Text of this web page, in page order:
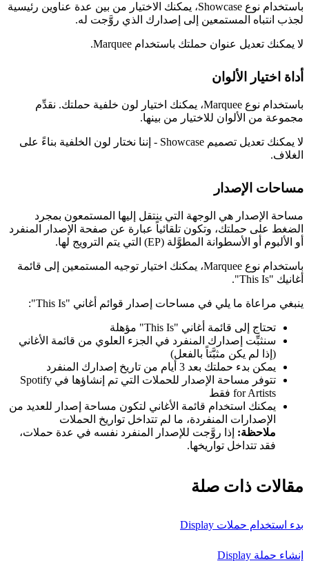
باستخدام نوع Showcase، يمكنك الاختيار من بين عدة عناوين رئيسية
لجذب انتباه المستمعين إلى إصدارك الذي روَّجت له.
لا يمكنك تعديل عنوان حملتك باستخدام Marquee.
أداة اختيار الألوان
باستخدام نوع Marquee، يمكنك اختيار لون خلفية حملتك. نقدِّم
مجموعة من الألوان للاختيار من بينها.
لا يمكنك تعديل تصميم Showcase - إننا نختار لون الخلفية بناءً على
الغلاف.
مساحات الإصدار
مساحة الإصدار هي الوجهة التي ينتقل إليها المستمعون بمجرد
الضغط على حملتك، وتكون تلقائياً عبارة عن صفحة الإصدار المنفرد
أو الألبوم أو الأسطوانة المطوَّلة (EP) التي يتم الترويج لها.
باستخدام نوع Marquee، يمكنك اختيار توجيه المستمعين إلى قائمة
أغانيك "This Is".
ينبغي مراعاة ما يلي في مساحات إصدار قوائم أغاني "This Is":
تحتاج إلى قائمة أغاني "This Is" مؤهلة
سنثبِّت إصدارك المنفرد في الجزء العلوي من قائمة الأغاني
(إذا لم يكن مثبَّتاً بالفعل)
يمكن بدء حملتك بعد 3 أيام من تاريخ إصدارك المنفرد
تتوفر مساحة الإصدار للحملات التي تم إنشاؤها في Spotify
for Artists فقط
يمكنك استخدام قائمة الأغاني لتكون مساحة إصدار للعديد من
الإصدارات المنفردة، ما لم تتداخل تواريخ الحملات
ملاحظة: إذا روَّجت للإصدار المنفرد نفسه في عدة حملات،
فقد تتداخل تواريخها.
مقالات ذات صلة
بدء استخدام حملات Display
إنشاء حملة Display